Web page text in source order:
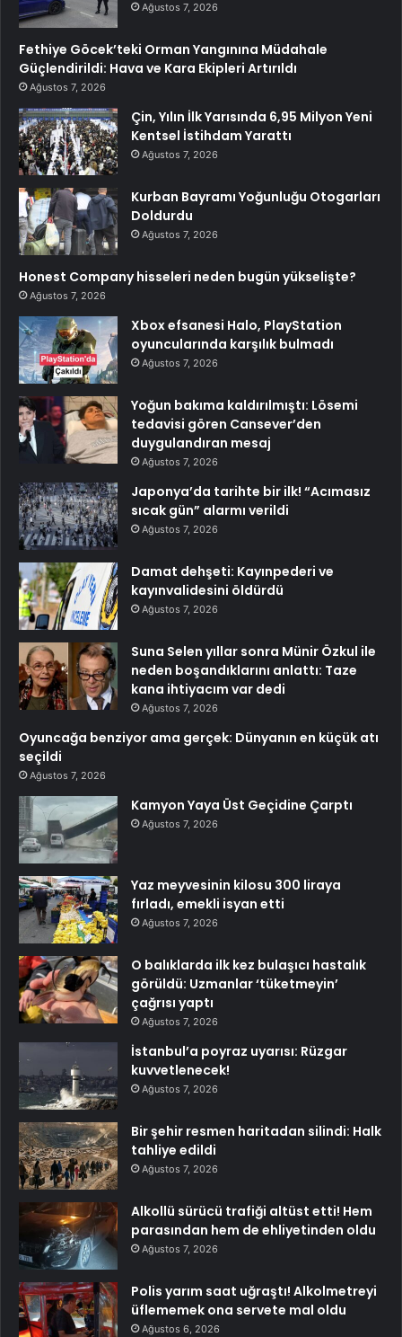
Ağustos 7, 2026
Fethiye Göcek’teki Orman Yangınına Müdahale
Güçlendirildi: Hava ve Kara Ekipleri Artırıldı
Ağustos 7, 2026
Çin, Yılın İlk Yarısında 6,95 Milyon Yeni
Kentsel İstihdam Yarattı
Ağustos 7, 2026
Kurban Bayramı Yoğunluğu Otogarları
Doldurdu
Ağustos 7, 2026
Honest Company hisseleri neden bugün yükselişte?
Ağustos 7, 2026
Xbox efsanesi Halo, PlayStation
oyuncularında karşılık bulmadı
Ağustos 7, 2026
Yoğun bakıma kaldırılmıştı: Lösemi
tedavisi gören Cansever’den
duygulandıran mesaj
Ağustos 7, 2026
Japonya’da tarihte bir ilk! “Acımasız
sıcak gün” alarmı verildi
Ağustos 7, 2026
Damat dehşeti: Kayınpederi ve
kayınvalidesini öldürdü
Ağustos 7, 2026
Suna Selen yıllar sonra Münir Özkul ile
neden boşandıklarını anlattı: Taze
kana ihtiyacım var dedi
Ağustos 7, 2026
Oyuncağa benziyor ama gerçek: Dünyanın en küçük atı
seçildi
Ağustos 7, 2026
Kamyon Yaya Üst Geçidine Çarptı
Ağustos 7, 2026
Yaz meyvesinin kilosu 300 liraya
fırladı, emekli isyan etti
Ağustos 7, 2026
O balıklarda ilk kez bulaşıcı hastalık
görüldü: Uzmanlar ‘tüketmeyin’
çağrısı yaptı
Ağustos 7, 2026
İstanbul’a poyraz uyarısı: Rüzgar
kuvvetlenecek!
Ağustos 7, 2026
Bir şehir resmen haritadan silindi: Halk
tahliye edildi
Ağustos 7, 2026
Alkollü sürücü trafiği altüst etti! Hem
parasından hem de ehliyetinden oldu
Ağustos 7, 2026
Polis yarım saat uğraştı! Alkolmetreyi
üflememek ona servete mal oldu
Ağustos 6, 2026